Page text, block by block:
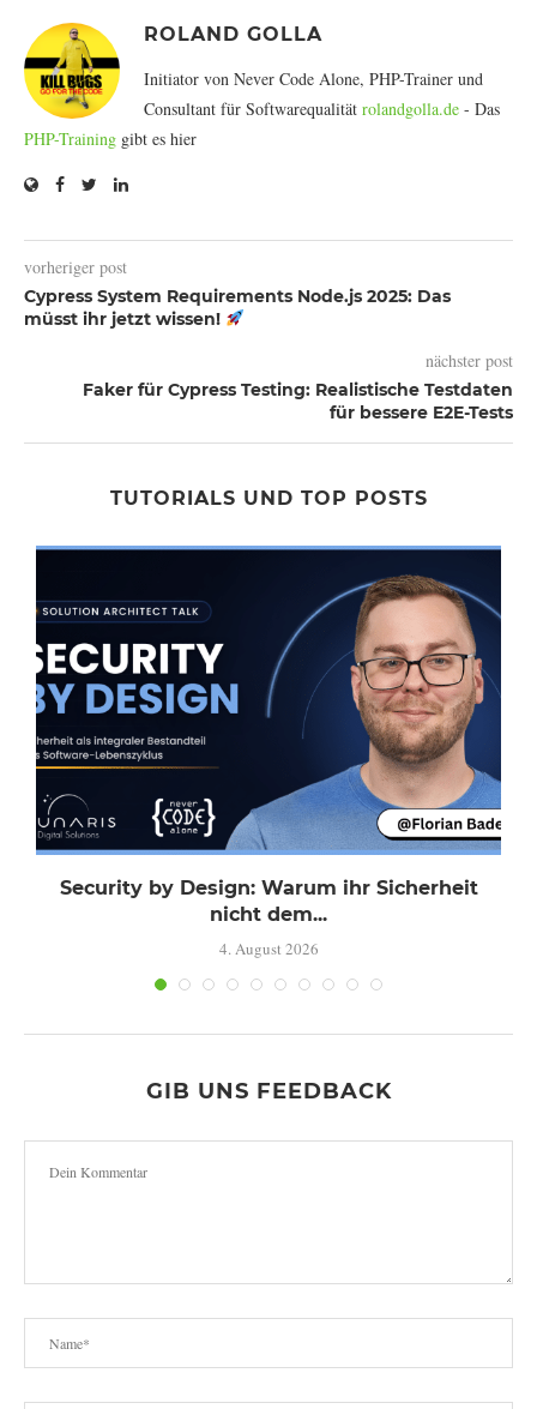
ROLAND GOLLA
Initiator von Never Code Alone, PHP-Trainer und
Consultant für Softwarequalität rolandgolla.de - Das
PHP-Training gibt es hier
vorheriger post
Cypress System Requirements Node.js 2025: Das
müsst ihr jetzt wissen!
nächster post
Faker für Cypress Testing: Realistische Testdaten
für bessere E2E-Tests
TUTORIALS UND TOP POSTS
Security by Design: Warum ihr Sicherheit
nicht dem...
4. August 2026
GIB UNS FEEDBACK